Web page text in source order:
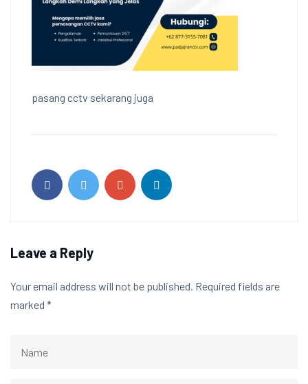
pasang cctv sekarang juga
Leave a Reply
Your email address will not be published. Required fields are
marked *